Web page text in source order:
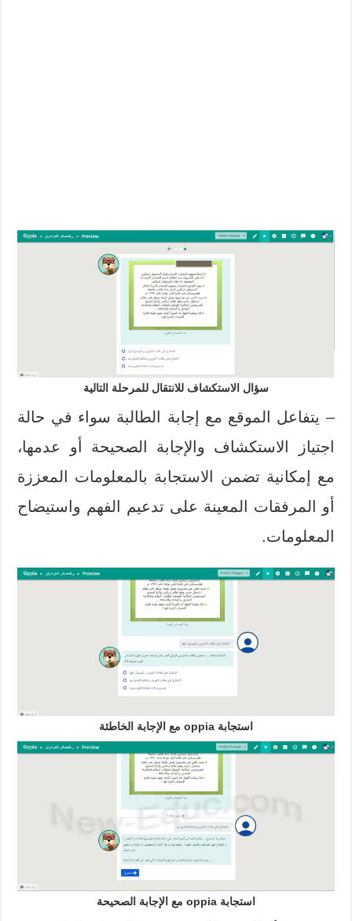
سؤال الاستكشاف للانتقال للمرحلة التالية
– يتفاعل الموقع مع إجابة الطالبة سواء في حالة
اجتياز الاستكشاف والإجابة الصحيحة أو عدمها،
مع إمكانية تضمن الاستجابة بالمعلومات المعززة
أو المرفقات المعينة على تدعيم الفهم واستيضاح
المعلومات.
استجابة oppia مع الإجابة الخاطئة
استجابة oppia مع الإجابة الصحيحة